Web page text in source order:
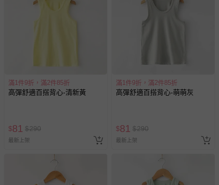
滿1件9折，滿2件85折
高彈舒適百搭背心-清新黃
$81 $290
最新上架
滿1件9折，滿2件85折
高彈舒適百搭背心-萌萌灰
$81 $290
最新上架